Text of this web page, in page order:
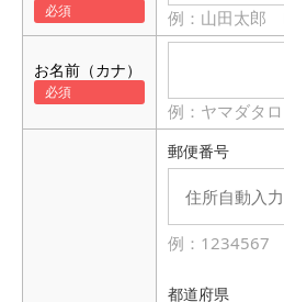
例：山田太郎
お名前（カナ）
例：ヤマダタ
郵便番号
例：1234567
都道府県